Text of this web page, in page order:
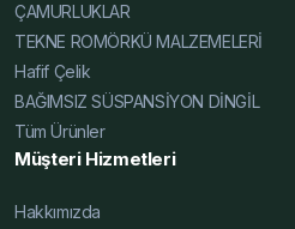
ÇAMURLUKLAR
TEKNE ROMÖRKÜ MALZEMELERİ
Hafif Çelik
BAĞIMSIZ SÜSPANSİYON DİNGİL
Tüm Ürünler
Müşteri Hizmetleri
Hakkımızda